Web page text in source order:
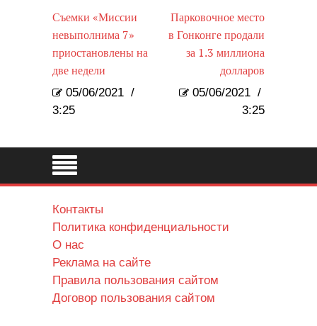
Съемки «Миссии
невыполнима 7»
приостановлены на
две недели
05/06/2021 /
3:25
Парковочное место
в Гонконге продали
за 1.3 миллиона
долларов
05/06/2021 /
3:25
Контакты
Политика конфиденциальности
О нас
Реклама на сайте
Правила пользования сайтом
Договор пользования сайтом